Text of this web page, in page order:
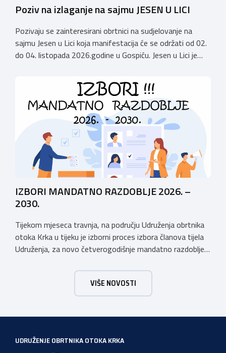
Poziv na izlaganje na sajmu JESEN U LICI
Pozivaju se zainteresirani obrtnici na sudjelovanje na
sajmu Jesen u Lici koja manifestacija će se održati od 02.
do 04. listopada 2026.godine u Gospiću. Jesen u Lici je
u Gospiću i prerasla je u najznačajnjiju gospodarsku,
kulturnu i etno manifestaciju na području Ličko-senjske
županije. Organizator izložbe […]
IZBORI MANDATNO RAZDOBLJE 2026. –
2030.
Tijekom mjeseca travnja, na području Udruženja obrtnika
otoka Krka u tijeku je izborni proces izbora članova tijela
Udruženja, za novo četverogodišnje mandatno razdoblje
postojanja i rada dužu od 50 godina, stoga Vas pozivamo
da se svi aktivno uključite u Izborni proces koji je u tijeku i
VIŠE NOVOSTI
UDRUŽENJE OBRTNIKA OTOKA KRKA